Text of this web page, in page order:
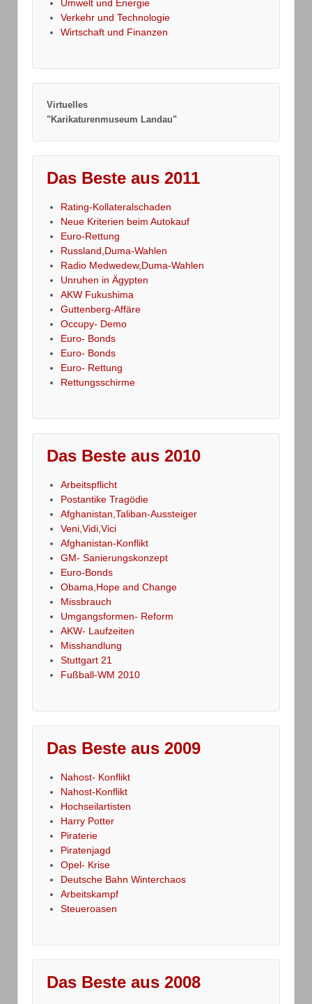
Umwelt und Energie
Verkehr und Technologie
Wirtschaft und Finanzen
Virtuelles
"Karikaturenmuseum Landau"
Das Beste aus 2011
Rating-Kollateralschaden
Neue Kriterien beim Autokauf
Euro-Rettung
Russland,Duma-Wahlen
Radio Medwedew,Duma-Wahlen
Unruhen in Ägypten
AKW Fukushima
Guttenberg-Affäre
Occupy- Demo
Euro- Bonds
Euro- Bonds
Euro- Rettung
Rettungsschirme
Das Beste aus 2010
Arbeitspflicht
Postantike Tragödie
Afghanistan,Taliban-Aussteiger
Veni,Vidi,Vici
Afghanistan-Konflikt
GM- Sanierungskonzept
Euro-Bonds
Obama,Hope and Change
Missbrauch
Umgangsformen- Reform
AKW- Laufzeiten
Misshandlung
Stuttgart 21
Fußball-WM 2010
Das Beste aus 2009
Nahost- Konflikt
Nahost-Konflikt
Hochseilartisten
Harry Potter
Piraterie
Piratenjagd
Opel- Krise
Deutsche Bahn Winterchaos
Arbeitskampf
Steueroasen
Das Beste aus 2008